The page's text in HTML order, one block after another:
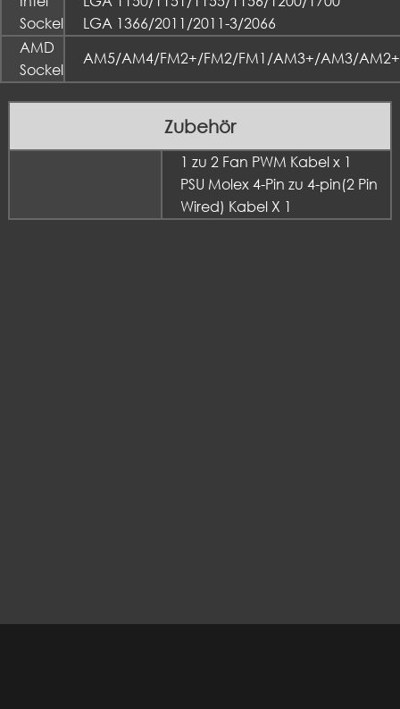
Sockel
LGA 1366/2011/2011-3/2066
AMD
Sockel
AM5/AM4/FM2+/FM2/FM1/AM3+/AM3/
Zubehör
1 zu 2 Fan PWM Kabel x 1
PSU Molex 4-Pin zu 4-pin(2 Pin
Wired) Kabel X 1